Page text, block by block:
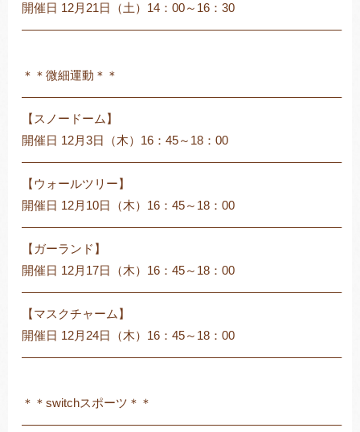
開催日 12月21日（土）14：00～16：30
——————————————————————————–
＊＊微細運動＊＊
——————————————————————————–
【スノードーム】
開催日 12月3日（木）16：45～18：00
——————————————————————————–
【ウォールツリー】
開催日 12月10日（木）16：45～18：00
——————————————————————————–
【ガーランド】
開催日 12月17日（木）16：45～18：00
——————————————————————————–
【マスクチャーム】
開催日 12月24日（木）16：45～18：00
——————————————————————————–
＊＊switchスポーツ＊＊
——————————————————————————–